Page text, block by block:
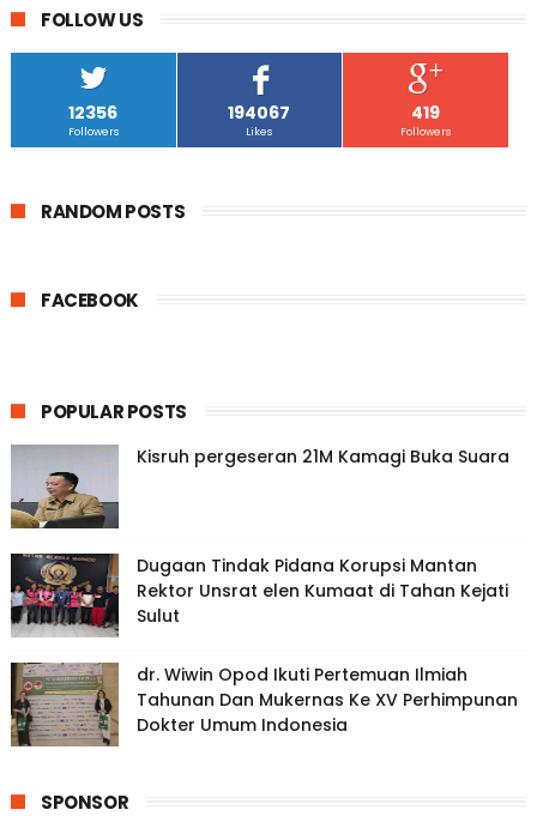
FOLLOW US
12356
Followers
194067
Likes
419
Followers
RANDOM POSTS
FACEBOOK
POPULAR POSTS
Kisruh pergeseran 21M Kamagi Buka Suara
Dugaan Tindak Pidana Korupsi Mantan
Rektor Unsrat elen Kumaat di Tahan Kejati
Sulut
dr. Wiwin Opod Ikuti Pertemuan Ilmiah
Tahunan Dan Mukernas Ke XV Perhimpunan
Dokter Umum Indonesia
SPONSOR